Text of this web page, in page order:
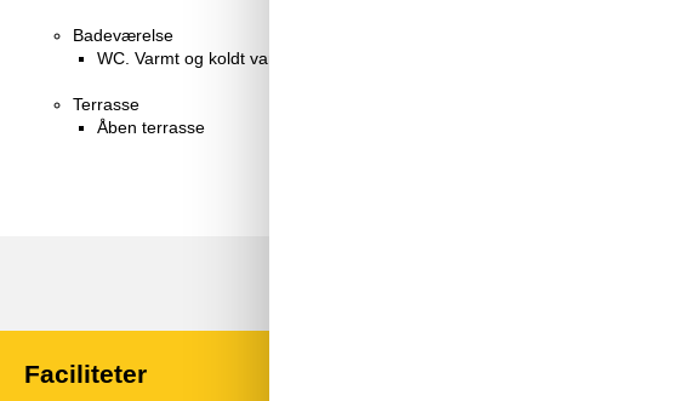
Badeværelse
WC. Varmt og koldt vand, Bruser
Terrasse
Åben terrasse
Faciliteter